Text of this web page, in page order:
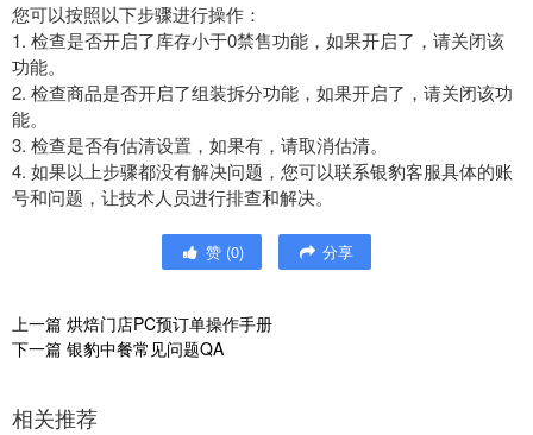
您可以按照以下步骤进行操作：
1. 检查是否开启了库存小于0禁售功能，如果开启了，请关闭该
功能。
2. 检查商品是否开启了组装拆分功能，如果开启了，请关闭该功
能。
3. 检查是否有估清设置，如果有，请取消估清。
4. 如果以上步骤都没有解决问题，您可以联系银豹客服具体的账
号和问题，让技术人员进行排查和解决。
赞 (0) 分享
上一篇 烘焙门店PC预订单操作手册
下一篇 银豹中餐常见问题QA
相关推荐